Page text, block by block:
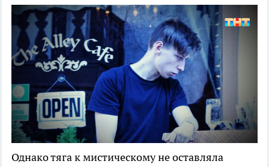
Однако тяга к мистическому не оставляла